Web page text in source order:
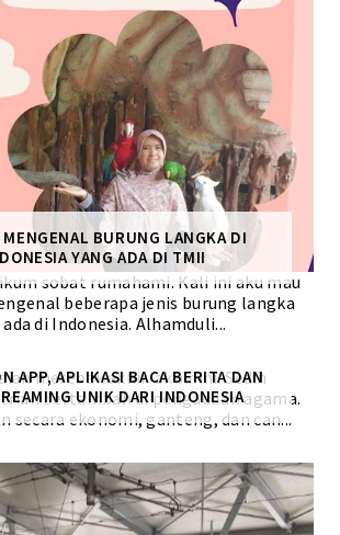
MENGENAL BURUNG LANGKA DI
YANG ADA DI TMII
sobat rumahami. Kali ini aku mau
beberapa jenis burung langka
di Indonesia. Alhamduli...
APP, APLIKASI BACA BERITA DAN
UNIK DARI INDONESIA
merebak akhir-akhir ini. Sedih
bertambah di pengadilan agama.
secara ekonomi, ganteng, dan can...